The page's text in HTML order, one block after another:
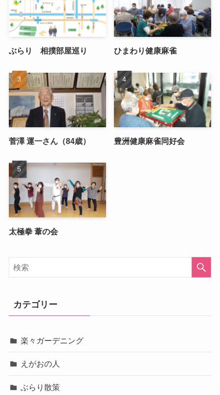
ぶらり 相撲部屋巡り ひまわり健康麻雀
菅澤 運一さん（84歳） 豊洲健康麻雀同好会
太極拳 葦の会
カテゴリー
楽々ガーデニング
えがおの人
ぶらり散策